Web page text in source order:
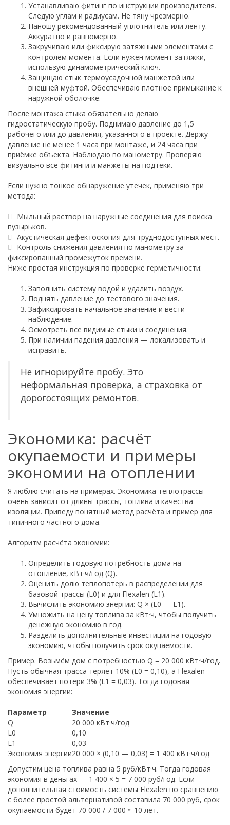
Устанавливаю фитинг по инструкции производителя.
Следую углам и радиусам. Не тяну чрезмерно.
Наношу рекомендованный уплотнитель или ленту.
Аккуратно и равномерно.
Закручиваю или фиксирую затяжными элементами с
контролем момента. Если нужен момент затяжки,
использую динамометрический ключ.
Защищаю стык термоусадочной манжетой или
внешней муфтой. Обеспечиваю плотное примыкание к
наружной оболочке.
После монтажа стыка обязательно делаю
гидростатическую пробу. Поднимаю давление до 1,5
рабочего или до давления, указанного в проекте. Держу
давление не менее 1 часа при монтаже, и 24 часа при
приёмке объекта. Наблюдаю по манометру. Проверяю
визуально все фитинги и манжеты на подтёки.
Если нужно тонкое обнаружение утечек, применяю три
метода:
Мыльный раствор на наружные соединения для поиска
пузырьков.
Акустическая дефектоскопия для труднодоступных мест.
Контроль снижения давления по манометру за
фиксированный промежуток времени.
Ниже простая инструкция по проверке герметичности:
Заполнить систему водой и удалить воздух.
Поднять давление до тестового значения.
Зафиксировать начальное значение и вести
наблюдение.
Осмотреть все видимые стыки и соединения.
При наличии падения давления — локализовать и
исправить.
Не игнорируйте пробу. Это
неформальная проверка, а страховка от
дорогостоящих ремонтов.
Экономика: расчёт
окупаемости и примеры
экономии на отоплении
Я люблю считать на примерах. Экономика теплотрассы
очень зависит от длины трассы, топлива и качества
изоляции. Приведу понятный метод расчёта и пример для
типичного частного дома.
Алгоритм расчёта экономии:
Определить годовую потребность дома на
отопление, кВт·ч/год (Q).
Оценить долю теплопотерь в распределении для
базовой трассы (L0) и для Flexalen (L1).
Вычислить экономию энергии: Q × (L0 — L1).
Умножить на цену топлива за кВт·ч, чтобы получить
денежную экономию в год.
Разделить дополнительные инвестиции на годовую
экономию, чтобы получить срок окупаемости.
Пример. Возьмём дом с потребностью Q = 20 000 кВт·ч/год.
Пусть обычная трасса теряет 10% (L0 = 0,10), а Flexalen
обеспечивает потери 3% (L1 = 0,03). Тогда годовая
экономия энергии:
Параметр
Значение
Q
20 000 кВт·ч/год
L0
0,10
L1
0,03
Экономия энергии20 000 × (0,10 — 0,03) = 1 400 кВт·ч/год
Допустим цена топлива равна 5 руб/кВт·ч. Тогда годовая
экономия в деньгах — 1 400 × 5 = 7 000 руб/год. Если
дополнительная стоимость системы Flexalen по сравнению
с более простой альтернативой составила 70 000 руб, срок
окупаемости будет 70 000 / 7 000 ≈ 10 лет.